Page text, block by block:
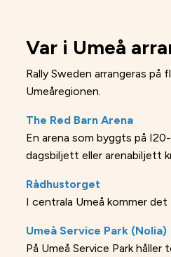
Var i Umeå
Rally Sweden arrangeras på
Umeåregionen.
The Red Barn Arena
En arena som byggts på
dagsbiljett eller arenabiljett
Rådhustorget
I centrala Umeå kommer
Umeå Service Park (Nolia)
På Umeå Service Park